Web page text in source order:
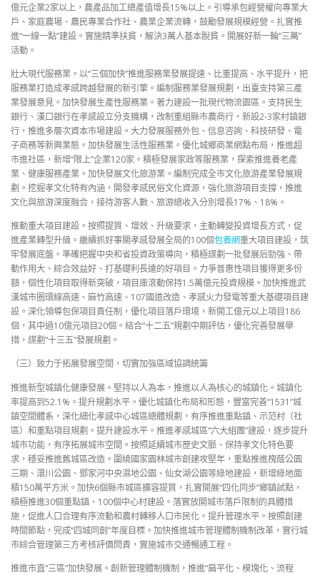
億元企業2家以上，農產品加工總產值增長15%以上。引導承包經營權向專業大
戶、家庭農場、農民專業合作社、農業企業流轉，鼓勵發展規模經營。扎實推
進“一線一點”建設。實施精準扶貧，解決3萬人基本脫貧。開展好新一輪“三萬”
活動。
壯大現代服務業。以“三個加快”推進服務業發展提速、比重提高、水平提升，把
服務業打造成孝感跨越發展的新引擎。編制服務業發展規劃，出臺支持第三產
業發展意見。加快發展生產性服務業。著力建設一批現代物流園區。支持民生
銀行、漢口銀行在孝感設立分支機構，改制重組縣市農商行，新設2-3家村鎮銀
行，推進多層次資本市場建設。大力發展服務外包、信息咨詢、科技研發、電
子商務等新興業態。加快發展生活性服務業。優化城鄉商業網點布局，推進超
市進社區，新增“限上”企業120家。積極發展家政等服務業，探索推進養老產
業、健康服務產業。加快發展文化旅游業。編制完成全市文化旅游產業發展規
劃。挖掘孝文化特有內涵，開發孝感民俗文化資源，強化旅游項目支撐，推進
文化與旅游深度融合，接待游客人數、旅游總收入分別增長17%、18%。
推動重大項目建設。按照提質、增效、升級要求，主動轉變投資增長方式，促
進產業轉型升級。繼續抓好事關孝感發展全局的100個包養網重大項目建設，筑
牢發展底盤。準確把握中央和省投資政策導向，積極謀劃一批發展后勁強、帶
動作用大、綜合效益好、打基礎利長遠的好項目。力爭普惠性項目獲得更多份
額，個性化項目取得新突破，項目庫滾動保持1.5萬億元投資規模。加快推進武
漢城市圈環線高速、麻竹高速、107國道改造、孝感火力發電等重大基礎項目建
設。深化領導包保項目責任制，優化項目落戶環境，新開工億元以上項目186
個，其中過10億元項目20個。結合“十二五”規劃中期評估，優化完善發展舉
措，謀劃“十三五”發展規劃。
（三）致力于拓展發展空間，切實加強區域協調統籌
推進新型城鎮化健康發展。堅持以人為本，推進以人為核心的城鎮化。城鎮化
率提高到52.1%。提升規劃水平。優化城鎮化布局和形態，豐富完善“1531”城
鎮空間體系，深化細化孝感中心城區總體規劃，有序推進重點鎮、示范村（社
區）和重點項目規劃。提升建設水平。推進孝感城區“六大組團”建設，逐步提升
城市功能，有序拓展城市空間。按照延續城市歷史文脈、保持孝文化特色要
求，穩妥推進舊城區改造。圍繞國家園林城市創建攻堅年，重點推進槐蔭公園
三期、澴川公園、鄧家河中央濕地公園、仙女湖公園等綠地建設，新增綠地面
積150萬平方米。加快6個縣市城區擴容提質，扎實開展“四化同步”鄉鎮試點，
積極推進30個重點鎮、100個中心村建設。落實放開城市落戶限制的具體措
施，促進人口合理有序流動和農村轉移人口市民化。提升管理水平。按照創建
時間節點，完成“四城同創”年度目標。加快推進城市管理體制機制改革，實行城
市綜合管理第三方考核評價問責，實施城市交通暢通工程。
推進市直“三區”加快發展。創新管理體制機制，推進“扁平化、模塊化、流程